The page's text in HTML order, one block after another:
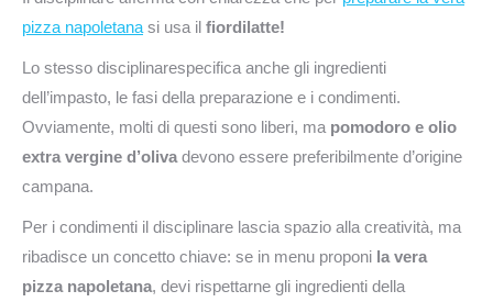
pizza napoletana si usa il fiordilatte!
Lo stesso disciplinarespecifica anche gli ingredienti
dell’impasto, le fasi della preparazione e i condimenti.
Ovviamente, molti di questi sono liberi, ma pomodoro e olio
extra vergine d’oliva devono essere preferibilmente d’origine
campana.
Per i condimenti il disciplinare lascia spazio alla creatività, ma
ribadisce un concetto chiave: se in menu proponi la vera
pizza napoletana, devi rispettarne gli ingredienti della